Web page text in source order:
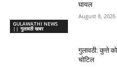
GULAWATHI NEWS
|| गुलावठी खबर
घायल
August 8, 2026
गुलावठी: कुत्ते
चोटिल